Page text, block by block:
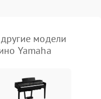
модели
Yamaha